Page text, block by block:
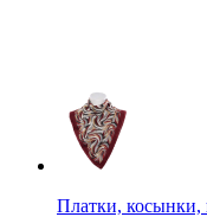
Платки, косынки,